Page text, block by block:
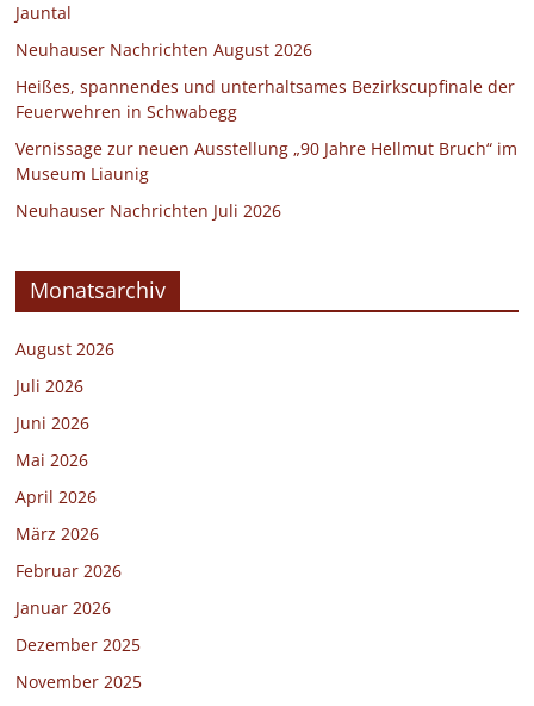
Jauntal
Neuhauser Nachrichten August 2026
Heißes, spannendes und unterhaltsames Bezirkscupfinale der
Feuerwehren in Schwabegg
Vernissage zur neuen Ausstellung „90 Jahre Hellmut Bruch“ im
Museum Liaunig
Neuhauser Nachrichten Juli 2026
Monatsarchiv
August 2026
Juli 2026
Juni 2026
Mai 2026
April 2026
März 2026
Februar 2026
Januar 2026
Dezember 2025
November 2025